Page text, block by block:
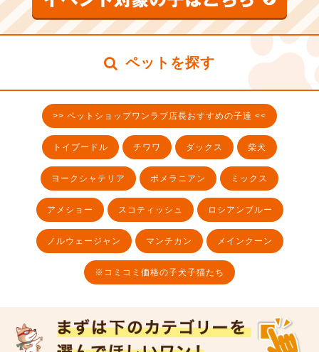
ペットを探す
>> ペットショップワンラブ店長おすすめの子達 <<
トイプードル チワワ ダックス 柴犬
ヨークシャテリア ポメラニアン ミックス
アメショー スコティッシュ ロシアンブルー
ノルウェージャン マンチカン メインクーン
※コミコミ価格の子犬子猫たち